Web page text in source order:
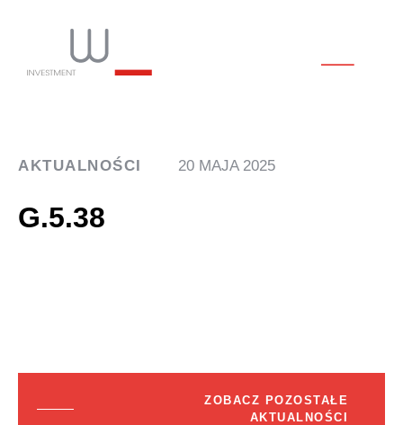
AKTUALNOŚCI 20 MAJA 2025
G.5.38
ZOBACZ POZOSTAŁE
AKTUALNOŚCI